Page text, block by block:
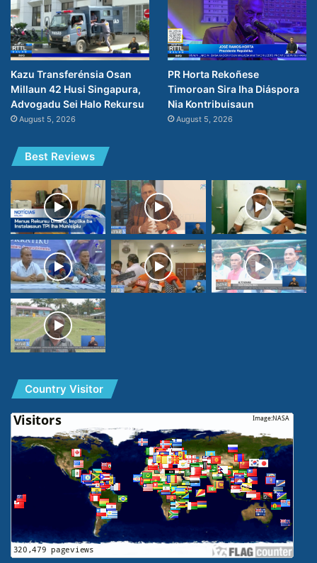
Kazu Transferénsia Osan
Millaun 42 Husi Singapura,
Advogadu Sei Halo Rekursu
August 5, 2026
PR Horta Rekoñese
Timoroan Sira Iha Diáspora
Nia Kontribuisaun
August 5, 2026
Best Reviews
Country Visitor